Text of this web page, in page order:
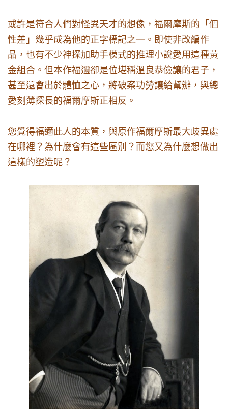
或許是符合人們對怪異天才的想像，福爾摩斯的「個
性差」幾乎成為他的正字標記之一。即使非改編作
品，也有不少神探加助手模式的推理小說愛用這種黃
金組合。但本作福邇卻是位堪稱溫良恭儉讓的君子，
甚至還會出於體恤之心，將破案功勞讓給幫辦，與總
愛刻薄探長的福爾摩斯正相反。
您覺得福邇此人的本質，與原作福爾摩斯最大歧異處
在哪裡？為什麼會有這些區別？而您又為什麼想做出
這樣的塑造呢？